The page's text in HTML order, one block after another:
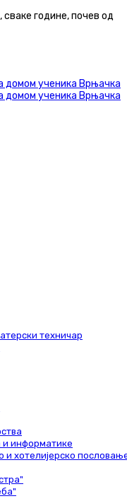
године, почев од
техничар
и информатике
и хотелијерско